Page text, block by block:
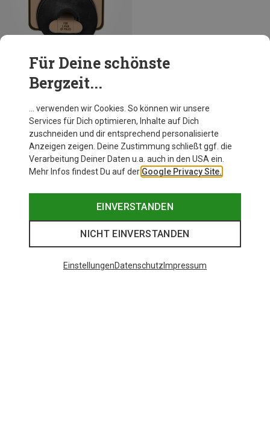
Komperdell
Vario Miniteller
Für Deine schönste
Bergzeit...
… verwenden wir Cookies. So können wir unsere
Services für Dich optimieren, Inhalte auf Dich
zuschneiden und dir entsprechend personalisierte
Anzeigen zeigen. Deine Zustimmung schließt ggf. die
Verarbeitung Deiner Daten u.a. auch in den USA ein.
Mehr Infos findest Du auf der Google Privacy Site.
EINVERSTANDEN
NICHT EINVERSTANDEN
EinstellungenDatenschutz Impressum